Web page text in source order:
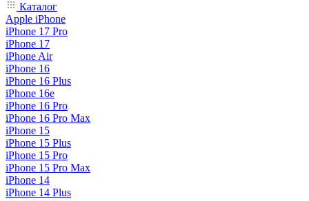
Каталог
Apple iPhone
iPhone 17 Pro
iPhone 17
iPhone Air
iPhone 16
iPhone 16 Plus
iPhone 16e
iPhone 16 Pro
iPhone 16 Pro Max
iPhone 15
iPhone 15 Plus
iPhone 15 Pro
iPhone 15 Pro Max
iPhone 14
iPhone 14 Plus